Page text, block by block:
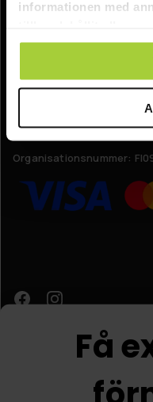
informationen med
använt deras tjänster.
Reklamationer
Online kundtjänst:
E-post:
Adressuppgifter:
Organisationsnummer:
Få